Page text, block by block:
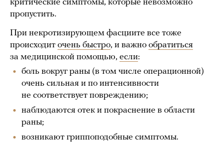
критические симптомы, которые невозможно
пропустить.
При некротизирующем фасциите все тоже
происходит очень быстро, и важно обратиться
за медицинской помощью, если:
боль вокруг раны (в том числе операционной)
очень сильная и по интенсивности
не соответствует повреждению;
наблюдаются отек и покраснение в области
раны;
возникают гриппоподобные симптомы.